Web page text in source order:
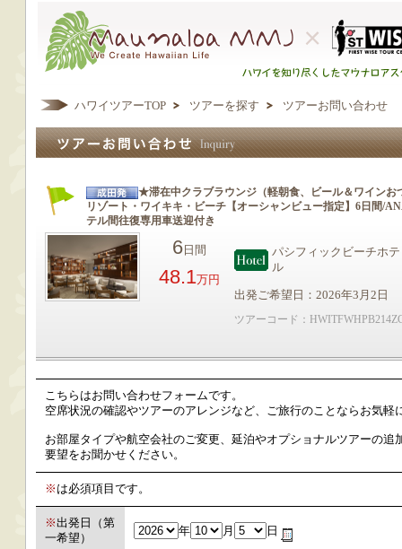
ハワイツアーTOP ツアーを探す ツアーお問い合わせ
★滞在中クラブラウンジ（軽朝食、ビール＆ワイン
リゾート・ワイキキ・ビーチ【オーシャンビュー指定】6日間/
テル間往復専用車送迎付き
6 日間
48.1万円
パシフィックビーチホテ
ル
出発ご希望日：2026年3月2日
ツアーコード：
こちらはお問い合わせフォームです。
空席状況の確認やツアーのアレンジなど、ご旅行のことならお気軽
お部屋タイプや航空会社のご変更、延泊やオプショナルツアーの追
要望をお聞かせください。
※ は必須項目です。
※出発日（第
一希望）
年 月 日